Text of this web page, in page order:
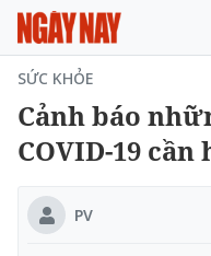
SỨC KHỎE
Cảnh báo
COVID-19
PV